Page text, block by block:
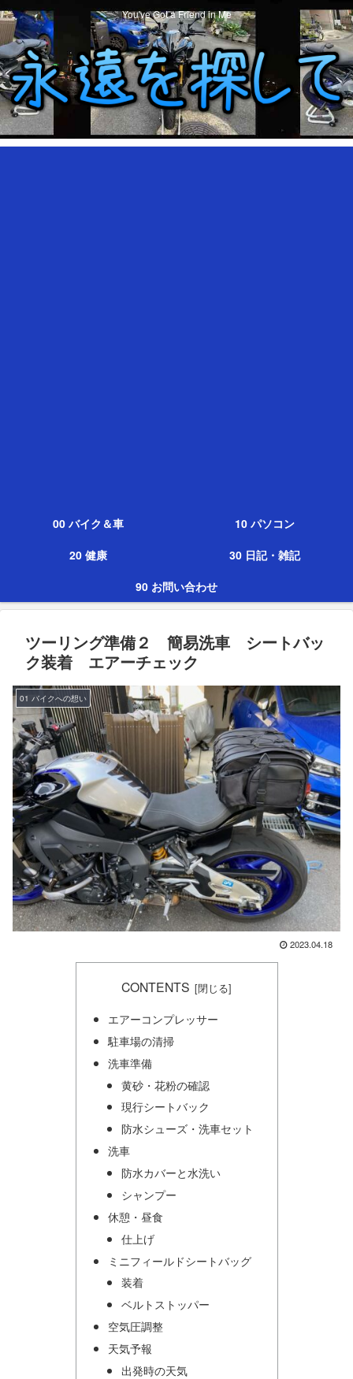
You've Got a Friend in Me
00 バイク＆車
10 パソコン
20 健康
30 日記・雑記
90 お問い合わせ
ツーリング準備２ 簡易洗車 シートバッ
ク装着 エアーチェック
01 バイクへの想い
2023.04.18
CONTENTS
エアーコンプレッサー
駐車場の清掃
洗車準備
黄砂・花粉の確認
現行シートバック
防水シューズ・洗車セット
洗車
防水カバーと水洗い
シャンプー
休憩・昼食
仕上げ
ミニフィールドシートバッグ
装着
ベルトストッパー
空気圧調整
天気予報
出発時の天気